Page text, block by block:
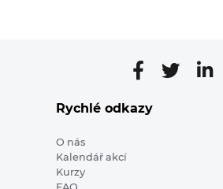
Rychlé odkazy
O nás
Kalendář akcí
Kurzy